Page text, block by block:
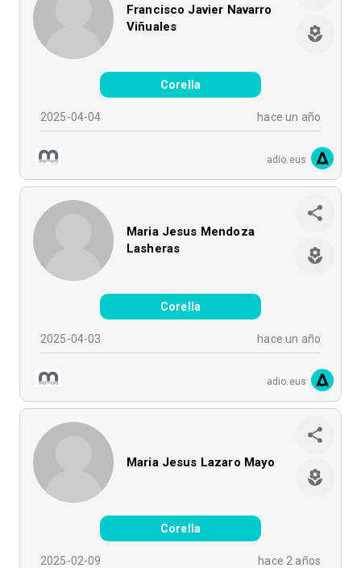
Francisco Javier Navarro
Viñuales
Corella
2025-04-04 hace un año
adio.eus
Maria Jesus Mendoza
Lasheras
Corella
2025-04-03 hace un año
adio.eus
Maria Jesus Lazaro Mayo
Corella
2025-02-09 hace 2 años